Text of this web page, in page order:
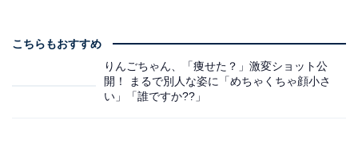
こちらもおすすめ
りんごちゃん、「痩せた？」激変ショット公
開！ まるで別人な姿に「めちゃくちゃ顔小さ
い」「誰ですか??」